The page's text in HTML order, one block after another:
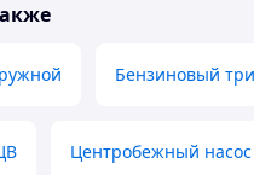
Бензиновый
Центробежный насос